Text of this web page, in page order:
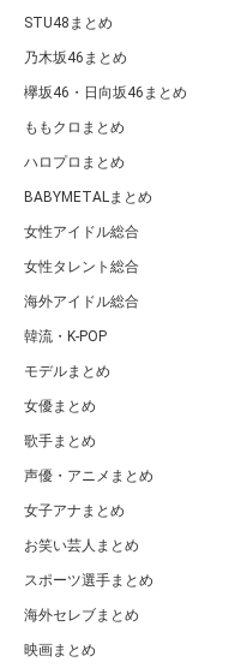
STU48まとめ
乃木坂46まとめ
欅坂46・日向坂46まとめ
ももクロまとめ
ハロプロまとめ
BABYMETALまとめ
女性アイドル総合
女性タレント総合
海外アイドル総合
韓流・K-POP
モデルまとめ
女優まとめ
歌手まとめ
声優・アニメまとめ
女子アナまとめ
お笑い芸人まとめ
スポーツ選手まとめ
海外セレブまとめ
映画まとめ